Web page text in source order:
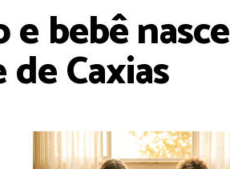
bebê nasce
Caxias